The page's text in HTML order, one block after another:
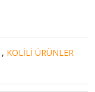
, KOLİLİ ÜRÜNLER